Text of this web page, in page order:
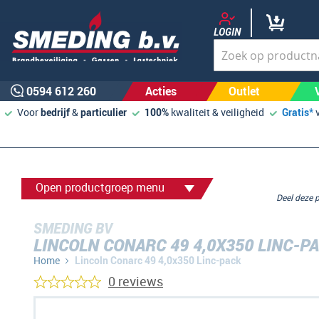
LOGIN
0594 612 260 Acties Outlet
Voorbedrijf&particulier 100% kwaliteit & veiligheid Gratis*
Open productgroep menu
SMEDING BV
LINCOLN CONARC 49 4,0X350 LINC-
Home Lincoln Conarc 49 4,0x350 Linc-pack
Deel
0 reviews
Ga